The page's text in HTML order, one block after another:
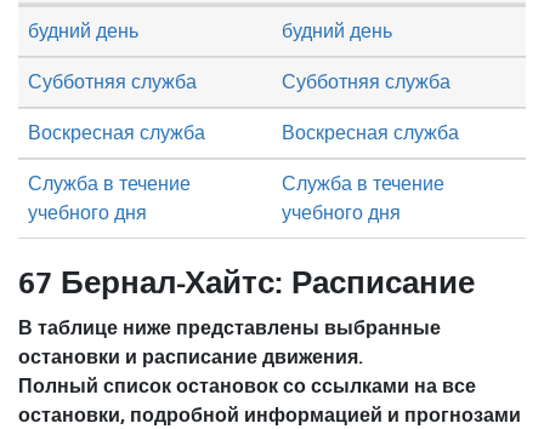
Субботняя служба Субботняя служба
Воскресная служба Воскресная служба
будний день будний день
Служба в течение
учебного дня
Служба в течение
учебного дня
67 Бернал-Хайтс: Расписание
В таблице ниже представлены выбранные
остановки и расписание движения.
Полный список остановок со ссылками на все
остановки, подробной информацией и прогнозами